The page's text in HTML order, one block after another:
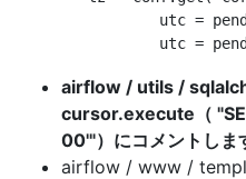
airflow / utils /
cursor.execute（
00'"）にコメントしま
airflow / www /